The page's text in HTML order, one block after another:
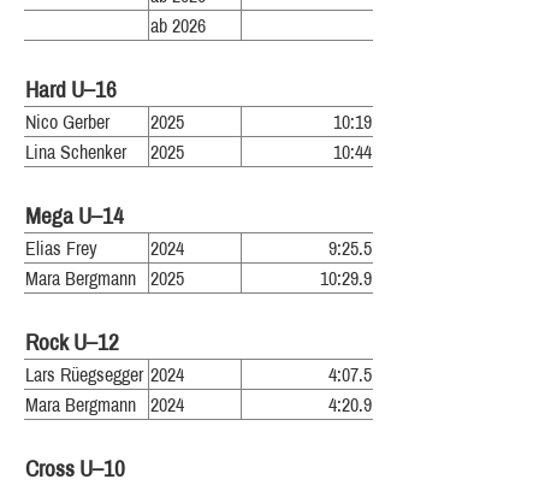
ab 2026
Hard U–16
Nico Gerber 2025
10:19
Lina Schenker
2025 10:44
Mega U–14
Elias Frey 2024
9:25.5
Mara Bergmann 2025 10:29.9
Rock U–12
Lars Rüegsegger 2024
4:07.5
Mara Bergmann 2024 4:20.9
Cross U–10